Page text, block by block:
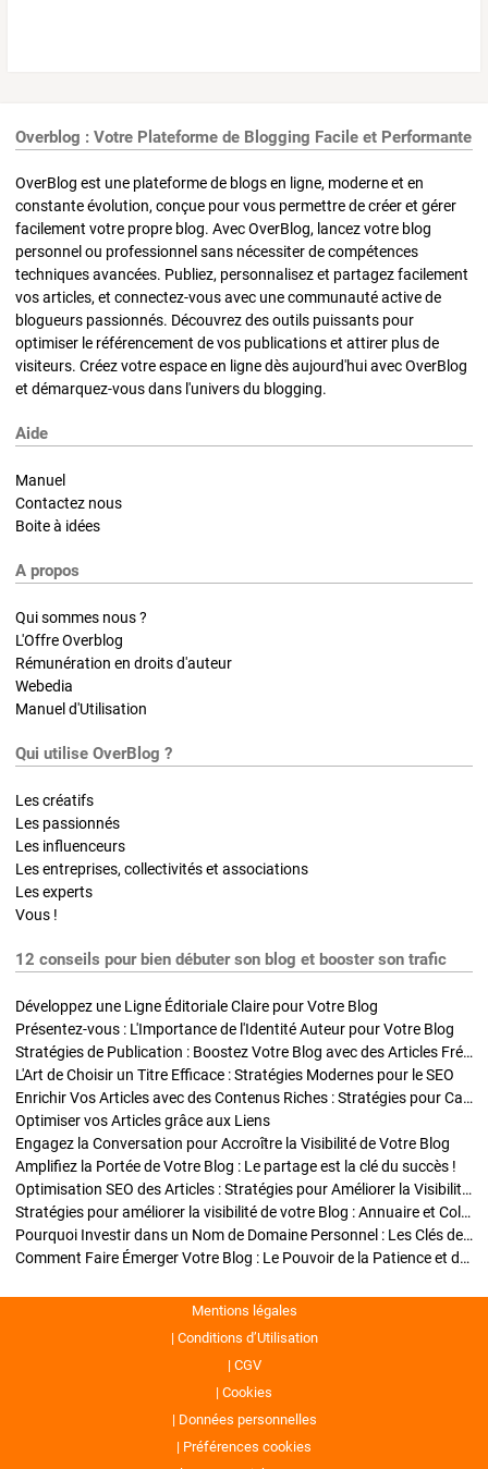
Overblog : Votre Plateforme de Blogging Facile et Performante
OverBlog est une plateforme de blogs en ligne, moderne et en
constante évolution, conçue pour vous permettre de créer et gérer
facilement votre propre blog. Avec OverBlog, lancez votre blog
personnel ou professionnel sans nécessiter de compétences
techniques avancées. Publiez, personnalisez et partagez facilement
vos articles, et connectez-vous avec une communauté active de
blogueurs passionnés. Découvrez des outils puissants pour
optimiser le référencement de vos publications et attirer plus de
visiteurs. Créez votre espace en ligne dès aujourd'hui avec OverBlog
et démarquez-vous dans l'univers du blogging.
Aide
Manuel
Contactez nous
Boite à idées
A propos
Qui sommes nous ?
L'Offre Overblog
Rémunération en droits d'auteur
Webedia
Manuel d'Utilisation
Qui utilise OverBlog ?
Les créatifs
Les passionnés
Les influenceurs
Les entreprises, collectivités et associations
Les experts
Vous !
12 conseils pour bien débuter son blog et booster son trafic
Développez une Ligne Éditoriale Claire pour Votre Blog
Présentez-vous : L'Importance de l'Identité Auteur pour Votre Blog
Stratégies de Publication : Boostez Votre Blog avec des Articles Fréquents et Exclusifs
L'Art de Choisir un Titre Efficace : Stratégies Modernes pour le SEO
Enrichir Vos Articles avec des Contenus Riches : Stratégies pour Captiver et Optimiser
Optimiser vos Articles grâce aux Liens
Engagez la Conversation pour Accroître la Visibilité de Votre Blog
Amplifiez la Portée de Votre Blog : Le partage est la clé du succès !
Optimisation SEO des Articles : Stratégies pour Améliorer la Visibilité de Votre Blog
Stratégies pour améliorer la visibilité de votre Blog : Annuaire et Collaborations
Pourquoi Investir dans un Nom de Domaine Personnel : Les Clés de la Réussite de Votre Blog
Comment Faire Émerger Votre Blog : Le Pouvoir de la Patience et de la Persévérance
Mentions légales
Conditions d’Utilisation
CGV
Cookies
Données personnelles
Préférences cookies